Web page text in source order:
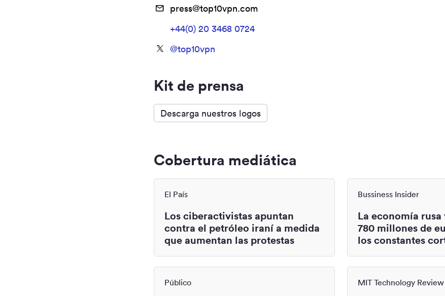
press@top10vpn.com
+44(0) 20 3468 0724
@top10vpn
Kit de prensa
Descarga nuestros logos
Cobertura mediática
El País
Los ciberactivistas apuntan
contra el petróleo iraní a medida
que aumentan las protestas
Bussiness Insider
La economía
780 millones de
los constantes
Público MIT Technology Review